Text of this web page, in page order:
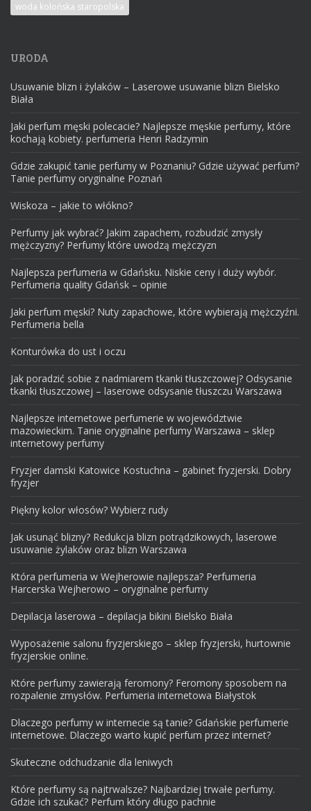
woda kolońska staropolska
URODA
Usuwanie blizn i żylaków – Laserowe usuwanie blizn Bielsko
Biała
Jaki perfum męski polecacie? Najlepsze męskie perfumy, które
kochają kobiety. perfumeria Henri Radzymin
Gdzie zakupić tanie perfumy w Poznaniu? Gdzie używać perfum?
Tanie perfumy oryginalne Poznań
Wiskoza – jakie to włókno?
Perfumy jak wybrać? Jakim zapachem, rozbudzić zmysły
mężczyzny? Perfumy które uwodzą mężczyzn
Najlepsza perfumeria w Gdańsku. Niskie ceny i duży wybór.
Perfumeria quality Gdańsk – opinie
Jaki perfum męski? Nuty zapachowe, które wybierają mężczyźni.
Perfumeria bella
Konturówka do ust i oczu
Jak poradzić sobie z nadmiarem tkanki tłuszczowej? Odsysanie
tkanki tłuszczowej – laserowe odsysanie tłuszczu Warszawa
Najlepsze internetowe perfumerie w województwie
mazowieckim. Tanie oryginalne perfumy Warszawa – sklep
internetowy perfumy
Fryzjer damski Katowice Kostuchna – gabinet fryzjerski. Dobry
fryzjer
Piękny kolor włosów? Wybierz rudy
Jak usunąć blizny? Redukcja blizn potrądzikowych, laserowe
usuwanie żylaków oraz blizn Warszawa
Która perfumeria w Wejherowie najlepsza? Perfumeria
Harcerska Wejherowo – oryginalne perfumy
Depilacja laserowa – depilacja bikini Bielsko Biała
Wyposażenie salonu fryzjerskiego – sklep fryzjerski, hurtownie
fryzjerskie online.
Które perfumy zawierają feromony? Feromony sposobem na
rozpalenie zmysłów. Perfumeria internetowa Białystok
Dlaczego perfumy w internecie są tanie? Gdańskie perfumerie
internetowe. Dlaczego warto kupić perfum przez internet?
Skuteczne odchudzanie dla leniwych
Które perfumy są najtrwalsze? Najbardziej trwałe perfumy.
Gdzie ich szukać? Perfum który długo pachnie